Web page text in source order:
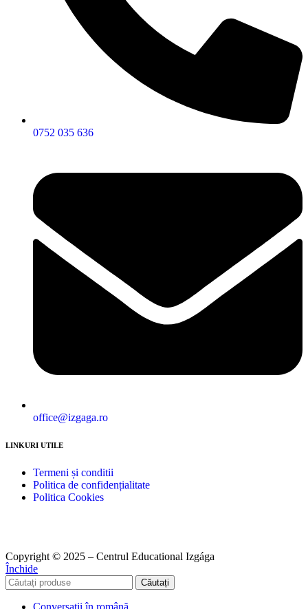
0752 035 636
office@izgaga.ro
LINKURI UTILE
Termeni și conditii
Politica de confidențialitate
Politica Cookies
Copyright © 2025 – Centrul Educational Izgága
Închide
Căutați
Conversații în română